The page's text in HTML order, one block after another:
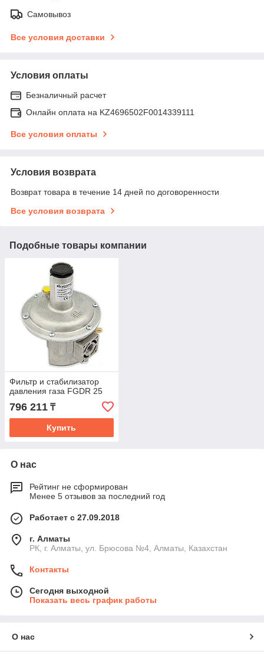
Самовывоз
Все условия доставки
Условия оплаты
Безналичный расчет
Онлайн оплата на KZ4696502F0014339111
Все условия оплаты
Условия возврата
Возврат товара в течение 14 дней по договоренности
Все условия возврата
Подобные товары компании
Фильтр и стабилизатор
давления газа FGDR 25
796 211 ₸
Купить
О нас
Рейтинг не сформирован
Менее 5 отзывов за последний год
Работает с 27.09.2018
г. Алматы
РК, г. Алматы, ул. Брюсова №4, Алматы, Казахстан
Контакты
Сегодня выходной
Показать весь график работы
О нас